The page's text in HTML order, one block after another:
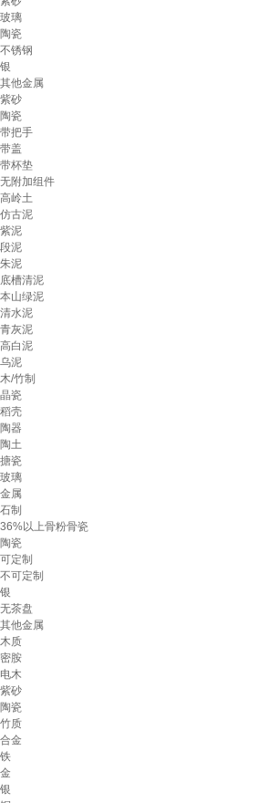
玻璃
陶瓷
不锈钢
银
其他金属
紫砂
陶瓷
带把手
带盖
带杯垫
无附加组件
高岭土
仿古泥
紫泥
段泥
朱泥
底槽清泥
本山绿泥
清水泥
青灰泥
高白泥
乌泥
木/竹制
晶瓷
稻壳
陶器
陶土
搪瓷
玻璃
金属
石制
36%以上骨粉骨瓷
陶瓷
可定制
不可定制
银
无茶盘
其他金属
木质
密胺
电木
紫砂
陶瓷
竹质
合金
铁
金
银